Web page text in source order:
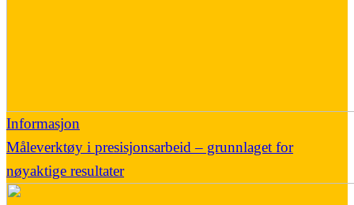
Informasjon
Måleverktøy i presisjonsarbeid – grunnlaget for
nøyaktige resultater